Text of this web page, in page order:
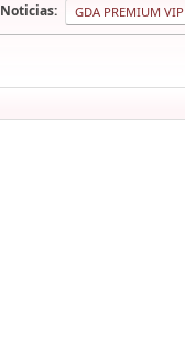
Noticias: GDA PREMIUM VIP